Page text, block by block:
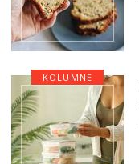
KOLUMNE